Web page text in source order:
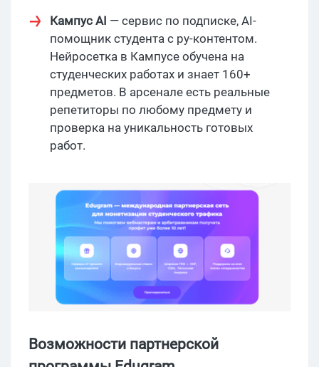
Кампус AI — сервис по подписке, AI-
помощник студента с ру-контентом.
Нейросетка в Кампусе обучена на
студенческих работах и знает 160+
предметов. В арсенале есть реальные
репетиторы по любому предмету и
проверка на уникальность готовых
работ.
Возможности партнерской